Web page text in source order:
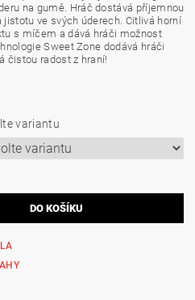
na gumě. Hráč dostává příjemnou
ve svých úderech. Citlivá horní
s míčem a dává hráči možnost
Sweet Zone dodává hráči
čistou radost z hraní!
variantu